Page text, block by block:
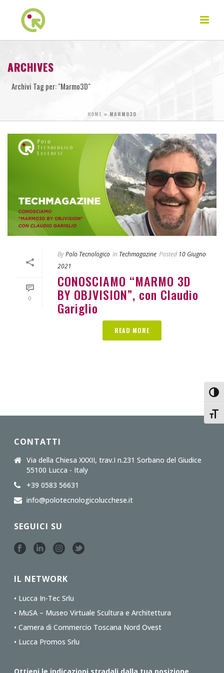
ARCHIVES
Archivi Tag per: "Marmo3D"
HOME » MARMO3D
0
ByPolo Tecnologico In Techmagazine Posted 10 Giugno
2021
CONOSCIAMO “MARMO 3D
BY OBJVISION”, con Claudio
Gariglio
READ MORE
CONTATTI
Via della Chiesa XXXII, trav.I n.231 Sorbano del Giudice
55100 Lucca - Italy
+39 0583 56631
info@polotecnologicolucchese.it
SEGUICI SU
IL NETWORK
• Lucca In-Tec Srlu
• MuSA – Museo Virtuale Scultura e Architettura
• Camera di Commercio Toscana Nord Ovest
• Lucca Promos Srlu